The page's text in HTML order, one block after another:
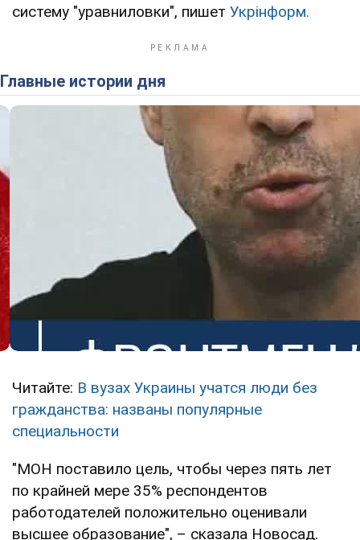
систему "уравниловки", пишет Укрінформ.
Главные истории дня
Читайте: В вузах Украины учатся люди без
гражданства: названы популярные
специальности
"МОН поставило цель, чтобы через пять лет
по крайней мере 35% респондентов
работодателей положительно оценивали
высшее образование", – сказала Новосад.